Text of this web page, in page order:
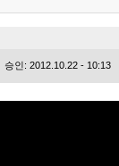
승인: 2012.10.22 - 10:13